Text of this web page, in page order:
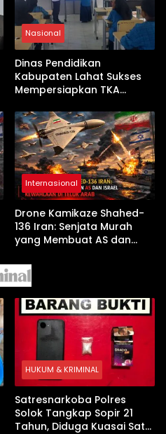
Nasional
Dinas Pendidikan
Kabupaten Lahat Sukses
Mempersiapkan TKA
Pembekalan Latihan Soal
Tanpa Internet
Internasional
Drone Kamikaze Shahed-
136 Iran: Senjata Murah
yang Membuat AS dan
Arab
HUKUM & KRIMINAL
Satresnarkoba Polres
Solok Tangkap Sopir 21
Tahun, Diduga Kuasai Satu